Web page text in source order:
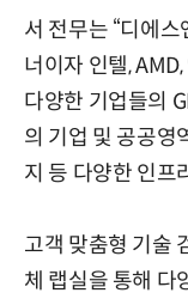
서 전무는 “디에
너이자 인텔,
다양한 기업들의
의 기업 및 공공영
지 등 다양한 인프
고객 맞춤형 기술
체 랩실을 통해 다